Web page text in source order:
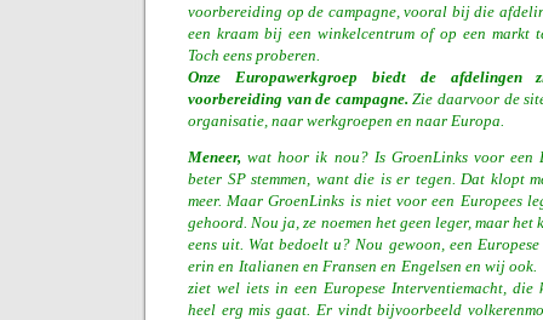
voorbereiding op de campagne, vooral bij die
een kraam bij een winkelcentrum of op een markt
Toch eens proberen.
Onze Europawerkgroep biedt de
voorbereiding van de campagne.Zie daarvoor de
organisatie, naar werkgroepen en naar Europa.
Meneer, wat hoor ik nou? Is GroenLinks voor een
beter SP stemmen, want die is er tegen. Dat klopt
meer. Maar GroenLinks is niet voor een Europees
gehoord. Nou ja, ze noemen het geen leger, maar het
eens uit. Wat bedoelt u? Nou gewoon, een
erin en Italianen en Fransen en Engelsen en wij
ziet wel iets in een Europese Interventiemacht,
heel erg mis gaat. Er vindt bijvoorbeeld